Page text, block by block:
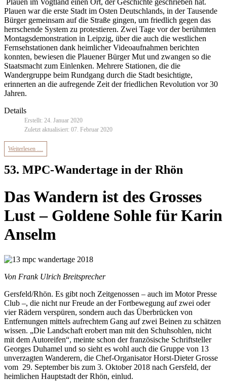
Plauen im Vogtland einen Ort, der Geschichte geschrieben hat.
Plauen war die erste Stadt im Osten Deutschlands, in der Tausende
Bürger gemeinsam auf die Straße gingen, um friedlich gegen das
herrschende System zu protestieren. Zwei Tage vor der berühmten
Montagsdemonstration in Leipzig, über die auch die westlichen
Fernsehstationen dank heimlicher Videoaufnahmen berichten
konnten, bewiesen die Plauener Bürger Mut und zwangen so die
Staatsmacht zum Einlenken. Mehrere Stationen, die die
Wandergruppe beim Rundgang durch die Stadt besichtigte,
erinnerten an die aufregende Zeit der friedlichen Revolution vor 30
Jahren.
Details
Erstellt: 24. Januar 2020
Zuletzt aktualisiert: 07. Februar 2020
Weiterlesen …
53. MPC-Wandertage in der Rhön
Das Wandern ist des Grosses
Lust – Goldene Sohle für Karin
Anselm
Von Frank Ulrich Breitsprecher
Gersfeld/Rhön. Es gibt noch Zeitgenossen – auch im Motor Presse
Club –, die nicht nur Freude an der Fortbewegung auf zwei oder
vier Rädern verspüren, sondern auch das Überbrücken von
Entfernungen mittels aufrechtem Gang auf zwei Beinen zu schätzen
wissen. „Die Landschaft erobert man mit den Schuhsohlen, nicht
mit dem Autoreifen“, meinte schon der französische Schriftsteller
Georges Duhamel und so sieht es wohl auch die Gruppe von 13
unverzagten Wanderern, die Chef-Organisator Horst-Dieter Grosse
vom 29. September bis zum 3. Oktober 2018 nach Gersfeld, der
heimlichen Hauptstadt der Rhön, einlud.